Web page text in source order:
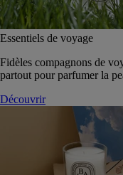
Essentiels de voyage
Fidèles compagnons de
partout pour parfumer la
Découvrir